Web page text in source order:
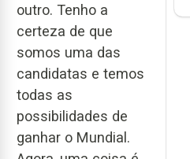
outro. Tenho a
certeza de que
somos uma das
candidatas e temos
todas as
possibilidades de
ganhar o Mundial.